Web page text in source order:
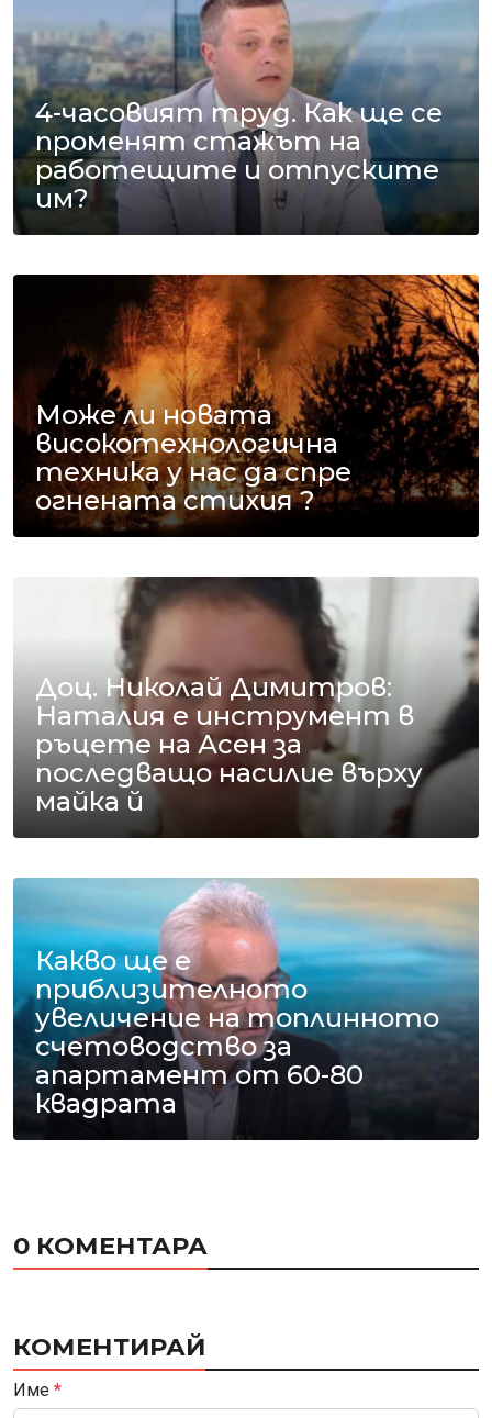
4-часовият труд. Как ще се
променят стажът на
работещите и отпуските
им?
Може ли новата
високотехнологична
техника у нас да спре
огнената стихия ?
Доц. Николай Димитров:
Наталия е инструмент в
ръцете на Асен за
последващо насилие върху
майка й
Какво ще е
приблизителното
увеличение на топлинното
счетоводство за
апартамент от 60-80
квадрата
0 КОМЕНТАРА
КОМЕНТИРАЙ
Име *